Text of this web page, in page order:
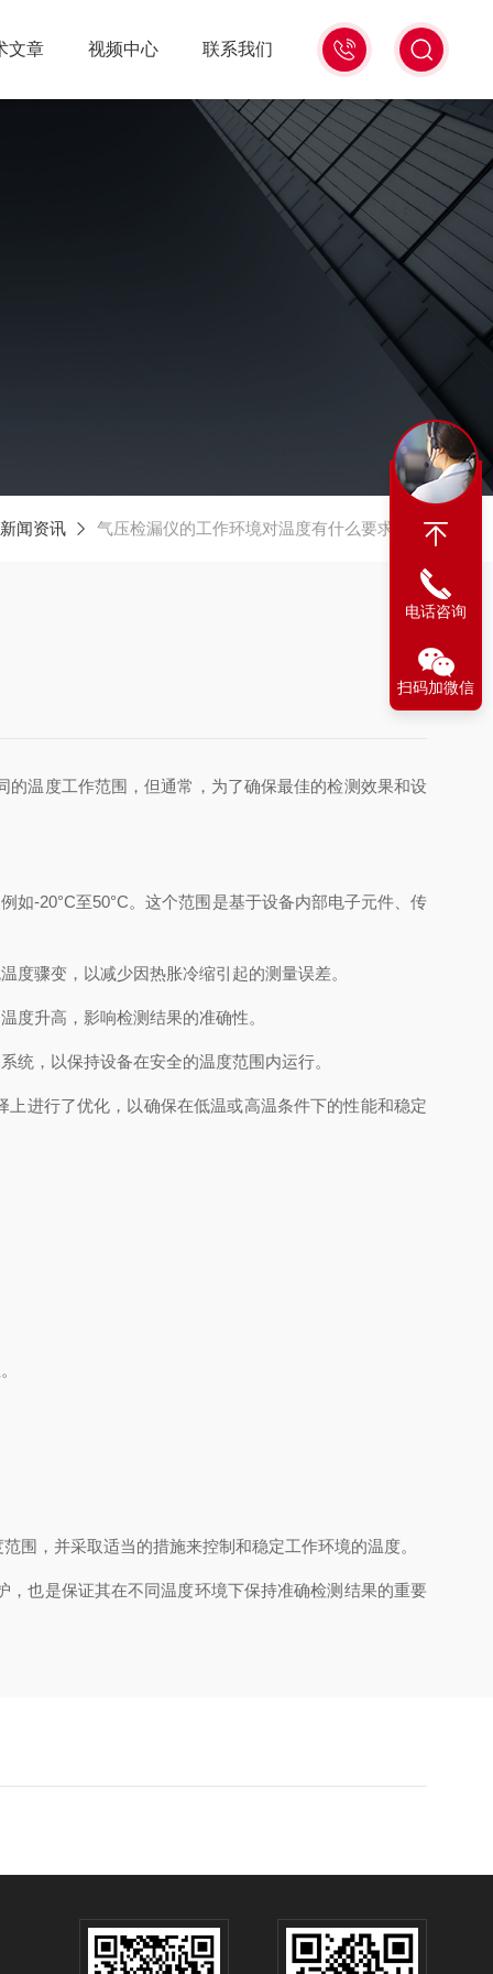
文章 视频中心 联系我们
新闻资讯 气压检漏仪的工作环境对温度有什么要求吗？
温度工作范围，但通常，为了确保最佳的检测效果和设
-20°C至50°C。这个范围是基于设备内部电子元件、传
骤变，以减少因热胀冷缩引起的测量误差。
升高，影响检测结果的准确性。
，以保持设备在安全的温度范围内运行。
进行了优化，以确保在低温或高温条件下的性能和稳定
，并采取适当的措施来控制和稳定工作环境的温度。
也是保证其在不同温度环境下保持准确检测结果的重要
电话咨询
扫码加微信